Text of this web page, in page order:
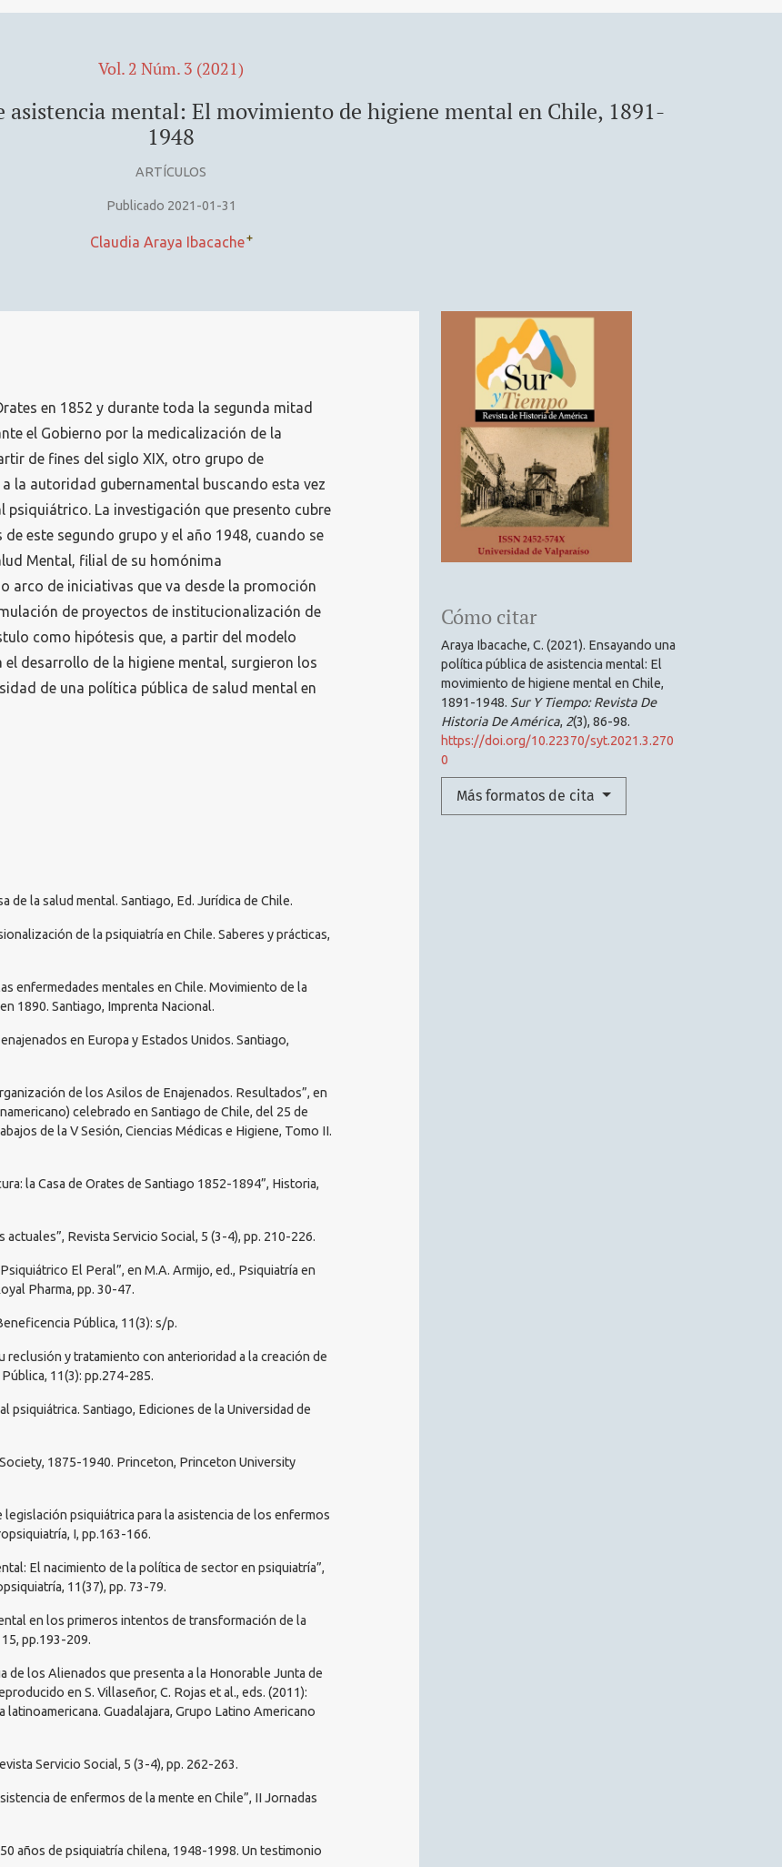
Vol. 2 Núm. 3 (2021)
asistencia mental: El movimiento de higiene mental en Chile, 1891-
1948
ARTÍCULOS
Publicado 2021-01-31
Claudia Araya Ibacache+
Cómo citar
Araya Ibacache, C. (2021). Ensayando una
política pública de asistencia mental: El
movimiento de higiene mental en Chile,
1891-1948. Sur Y Tiempo: Revista De
Historia De América, 2(3), 86-98.
https://doi.org/10.22370/syt.2021.3.270
0
Más formatos de cita
en 1852 y durante toda la segunda mitad
el Gobierno por la medicalización de la
de fines del siglo XIX, otro grupo de
la autoridad gubernamental buscando esta vez
La investigación que presento cubre
este segundo grupo y el año 1948, cuando se
Mental, filial de su homónima
arco de iniciativas que va desde la promoción
de proyectos de institucionalización de
como hipótesis que, a partir del modelo
desarrollo de la higiene mental, surgieron los
de una política pública de salud mental en
de la salud mental. Santiago, Ed. Jurídica de Chile.
de la psiquiatría en Chile. Saberes y prácticas,
enfermedades mentales en Chile. Movimiento de la
1890. Santiago, Imprenta Nacional.
en Europa y Estados Unidos. Santiago,
de los Asilos de Enajenados. Resultados”, en
celebrado en Santiago de Chile, del 25 de
de la V Sesión, Ciencias Médicas e Higiene, Tomo II.
la Casa de Orates de Santiago 1852-1894”, Historia,
Revista Servicio Social, 5 (3-4), pp. 210-226.
El Peral”, en M.A. Armijo, ed., Psiquiatría en
Pharma, pp. 30-47.
Pública, 11(3): s/p.
reclusión y tratamiento con anterioridad a la creación de
11(3): pp.274-285.
psiquiátrica. Santiago, Ediciones de la Universidad de
1875-1940. Princeton, Princeton University
psiquiátrica para la asistencia de los enfermos
I, pp.163-166.
El nacimiento de la política de sector en psiquiatría”,
11(37), pp. 73-79.
en los primeros intentos de transformación de la
pp.193-209.
de los Alienados que presenta a la Honorable Junta de
en S. Villaseñor, C. Rojas et al., eds. (2011):
Guadalajara, Grupo Latino Americano
Servicio Social, 5 (3-4), pp. 262-263.
de enfermos de la mente en Chile”, II Jornadas
años de psiquiatría chilena, 1948-1998. Un testimonio